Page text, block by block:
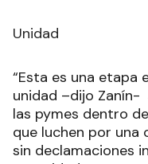
Unidad
“Esta es una etapa
unidad –dijo
las pymes dentro
que luchen por
sin declamaciones